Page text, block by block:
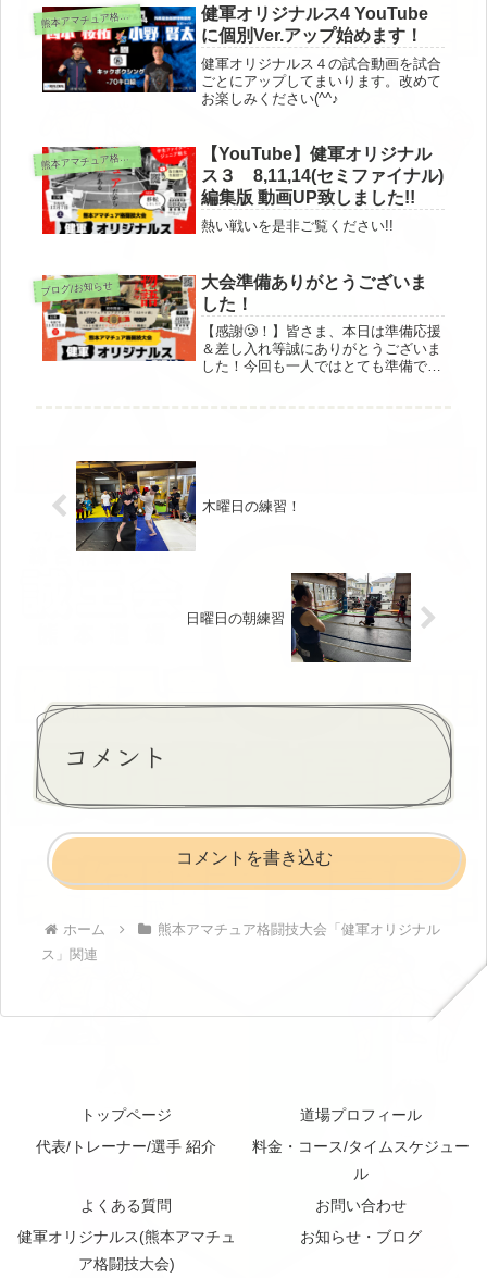
氏に遊んでもらい死にかけて目が死ん
でおります👀道場併設の民泊Goota...
熊本アマチュア格闘技大会「健軍オリジナルス」関連
健軍オリジナルス4 YouTube
に個別Ver.アップ始めます！
健軍オリジナルス４の試合動画を試合
ごとにアップしてまいります。改めて
お楽しみください(^^♪
熊本アマチュア格闘技大会「健軍オリジナルス」関連
【YouTube】健軍オリジナル
ス３ 8,11,14(セミファイナル)
編集版 動画UP致しました!!
熱い戦いを是非ご覧ください!!
ブログ/お知らせ
大会準備ありがとうございま
した！
【感謝🥲！】皆さま、本日は準備応援
＆差し入れ等誠にありがとうございま
した！今回も一人ではとても準備でき
木曜日の練習！
日曜日の朝練習
コメント
コメントを書き込む
ホーム
熊本アマチュア格闘技大会「健軍オリジナル
ス」関連
トップページ
道場プロフィール
代表/トレーナー/選手 紹介
料金・コース/タイムスケジュー
ル
よくある質問
お問い合わせ
健軍オリジナルス(熊本アマチュ
ア格闘技大会)
お知らせ・ブログ